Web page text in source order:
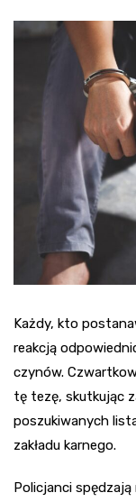
Każdy, kto
reakcją
czynów.
tę tezę, skutkując
poszukiwanych
zakładu karnego.
Policjanci spędzają